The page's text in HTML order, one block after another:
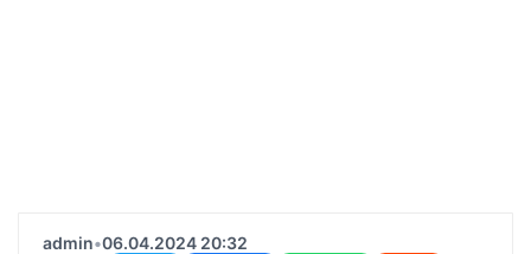
admin•06.04.2024 20:32